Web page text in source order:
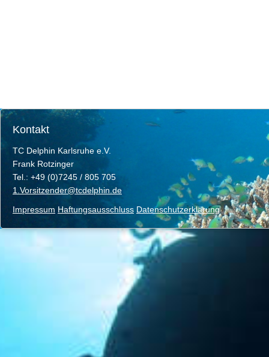
Kontakt
TC Delphin Karlsruhe e.V.
Frank Rotzinger
Tel.: +49 (0)7245 / 805 705
1.Vorsitzender@tcdelphin.de
Impressum Haftungsausschluss Datenschutzerklärung